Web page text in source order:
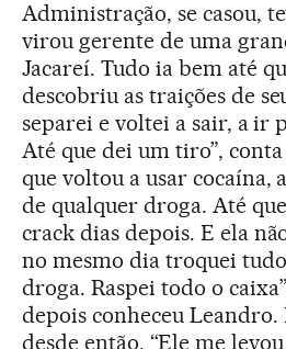
Administração, se casou,
virou gerente de uma
Jacareí. Tudo ia bem até
descobriu as traições de
separei e voltei a sair, a ir
Até que dei um tiro”,
que voltou a usar cocaína,
de qualquer droga. Até
crack dias depois. E ela
no mesmo dia troquei
droga. Raspei todo o
depois conheceu Leandro.
desde então. “Ele me